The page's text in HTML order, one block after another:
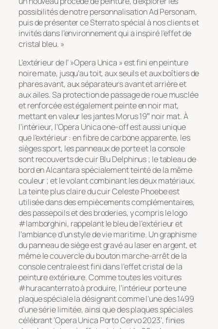
possibilités de notre personnalisation Ad Personam,
puis de présenter ce Sterrato spécial à nos clients et
invités dans l’environnement qui a inspiré l’effet de
cristal bleu. »
L’extérieur de l’ »Opera Unica » est fini en peinture
noire mate, jusqu’au toit, aux seuils et aux boîtiers de
phares avant, aux séparateurs avant et arrière et
aux ailes. Sa protection de passage de roue musclée
et renforcée est également peinte en noir mat,
mettant en valeur les jantes Morus 19″ noir mat. À
l’intérieur, l’Opera Unica one-off est aussi unique
que l’extérieur : en fibre de carbone apparente, les
sièges sport, les panneaux de porte et la console
sont recouverts de cuir Blu Delphinus ; le tableau de
bord en Alcantara spécialement teinté de la même
couleur ; et le volant combinant les deux matériaux.
La teinte plus claire du cuir Celeste Phoebe est
utilisée dans des empiècements complémentaires,
des passepoils et des broderies, y compris le logo
#lamborghini, rappelant le bleu de l’extérieur et
l’ambiance d’un style de vie maritime. Un graphisme
du panneau de siège est gravé au laser en argent, et
même le couvercle du bouton marche-arrêt de la
console centrale est fini dans l’effet cristal de la
peinture extérieure. Comme toutes les voitures
#huracanterrato à produire, l’intérieur porte une
plaque spéciale la désignant comme l’une des 1499
d’une série limitée, ainsi que des plaques spéciales
célébrant ‘Opera Unica Porto Cervo 2023’, finies